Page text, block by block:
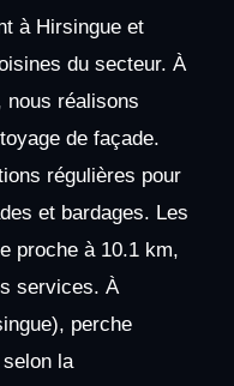
à Hirsingue et
du secteur. À
nous réalisons
de façade.
régulières pour
et bardages. Les
proche à 10.1 km,
services. À
perche
la